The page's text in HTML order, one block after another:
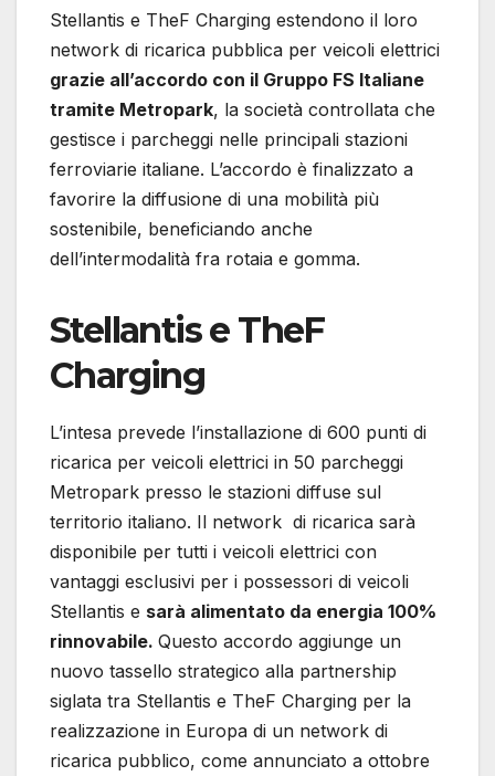
Stellantis e TheF Charging estendono il loro
network di ricarica pubblica per veicoli elettrici
grazie all’accordo con il Gruppo FS Italiane
tramite Metropark, la società controllata che
gestisce i parcheggi nelle principali stazioni
ferroviarie italiane. L’accordo è finalizzato a
favorire la diffusione di una mobilità più
sostenibile, beneficiando anche
dell’intermodalità fra rotaia e gomma.
Stellantis e TheF
Charging
L’intesa prevede l’installazione di 600 punti di
ricarica per veicoli elettrici in 50 parcheggi
Metropark presso le stazioni diffuse sul
territorio italiano. Il network di ricarica sarà
disponibile per tutti i veicoli elettrici con
vantaggi esclusivi per i possessori di veicoli
Stellantis e sarà alimentato da energia 100%
rinnovabile. Questo accordo aggiunge un
nuovo tassello strategico alla partnership
siglata tra Stellantis e TheF Charging per la
realizzazione in Europa di un network di
ricarica pubblico, come annunciato a ottobre